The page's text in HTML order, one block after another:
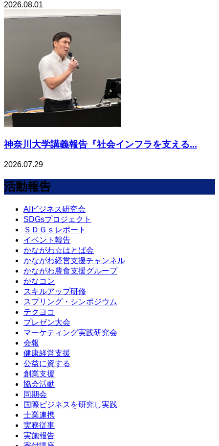
2026.08.01
神奈川大学講義報告『社会インフラを支える...
2026.07.29
活動報告
AIビジネス研究会
SDGsプロジェクト
ＳＤＧｓレポート
イベント報告
かながわ☆はとば会
かながわ経営支援チャンネル
かながわ農食支援グループ
かなコン
スキルアップ研修
スプリング・シンポジウム
テクヨコ
プレゼン大会
マーケティング実践研究会
会報
健康経営支援
公益に資する
創業支援
協会活動
同期会
国際ビジネスを研究し実践
士業連携
実務従事
実施報告